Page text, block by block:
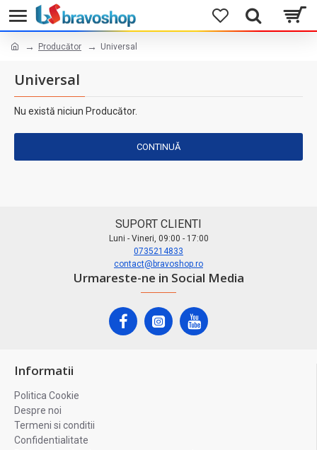
Producător Universal
Universal
Nu există niciun Producător.
CONTINUĂ
SUPORT CLIENTI
Luni - Vineri, 09:00 - 17:00
0735214833
contact@bravoshop.ro
Urmareste-ne in Social Media
Informatii
Politica Cookie
Despre noi
Termeni si conditii
Confidentialitate